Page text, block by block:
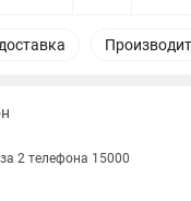
2 телефона 15000